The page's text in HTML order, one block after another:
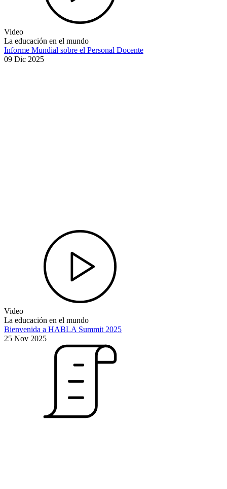
Video
La educación en el mundo
Informe Mundial sobre el Personal Docente
09 Dic 2025
Video
La educación en el mundo
Bienvenida a HABLA Summit 2025
25 Nov 2025